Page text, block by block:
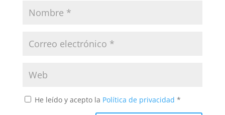
He leído y acepto la Política de privacidad *